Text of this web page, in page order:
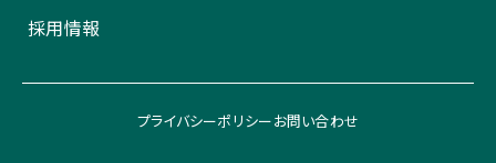
採用情報
プライバシーポリシーお問い合わせ